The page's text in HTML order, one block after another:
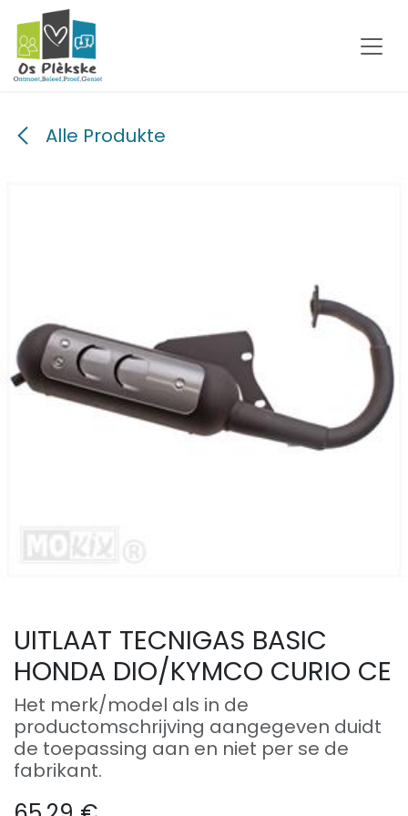
Zum Inhalt springen
Alle Produkte
UITLAAT TECNIGAS BASIC
HONDA DIO/KYMCO CURIO CE
Het merk/model als in de
productomschrijving aangegeven duidt
de toepassing aan en niet per se de
fabrikant.